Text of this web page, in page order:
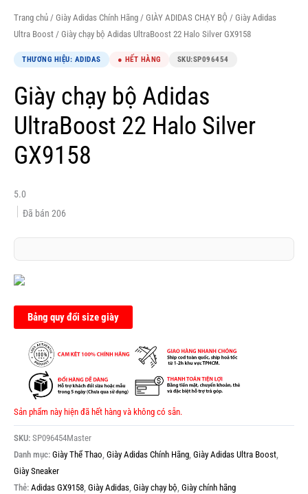
Trang chủ / Giày Adidas Chính Hãng / GIÀY ADIDAS CHẠY BỘ / Giày Adidas
Ultra Boost / Giày chạy bộ Adidas UltraBoost 22 Halo Silver GX9158
THƯƠNG HIỆU: ADIDAS ● HẾT HÀNG SKU:SP096454
Giày chạy bộ Adidas
UltraBoost 22 Halo Silver
GX9158
5.0
Đã bán 206
Bảng quy đổi size giày
Sản phẩm này hiện đã hết hàng và không có sẵn.
SKU: SP096454Master
Danh mục: Giày Thể Thao, Giày Adidas Chính Hãng, Giày Adidas Ultra Boost,
Giày Sneaker
Thẻ: Adidas GX9158, Giày Adidas, Giày chạy bộ, Giày chính hãng